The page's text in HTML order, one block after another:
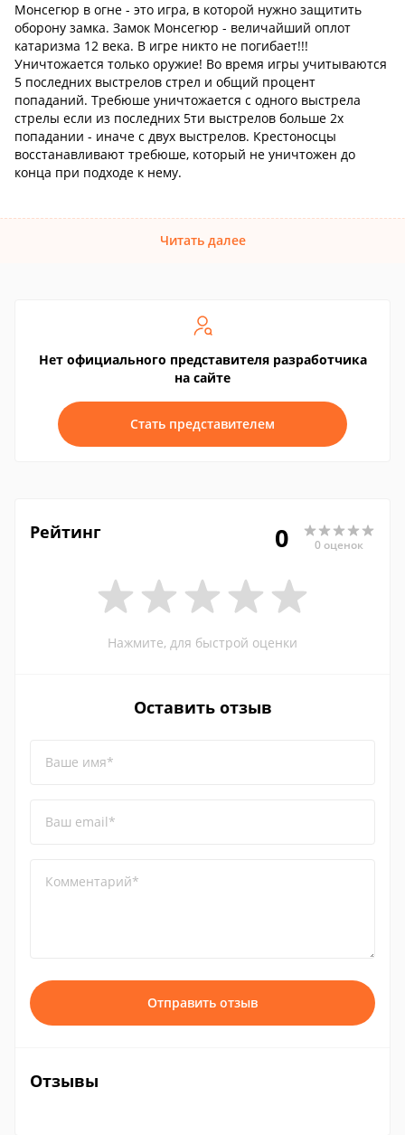
Монсегюр в огне - это игра, в которой нужно защитить
оборону замка. Замок Монсегюр - величайший оплот
катаризма 12 века. В игре никто не погибает!!!
Уничтожается только оружие! Во время игры учитываются
5 последних выстрелов стрел и общий процент
попаданий. Требюше уничтожается с одного выстрела
стрелы если из последних 5ти выстрелов больше 2х
попадании - иначе с двух выстрелов. Крестоносцы
восстанавливают требюше, который не уничтожен до
конца при подходе к нему.
Читать далее
Нет официального представителя разработчика
на сайте
Стать представителем
Рейтинг 0 0 оценок
Нажмите, для быстрой оценки
Оставить отзыв
Ваше имя*
Ваш email*
Комментарий*
Отправить отзыв
Отзывы